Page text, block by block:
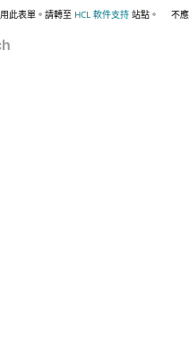
此表單。請轉至 HCL 軟件支持 站點。 不